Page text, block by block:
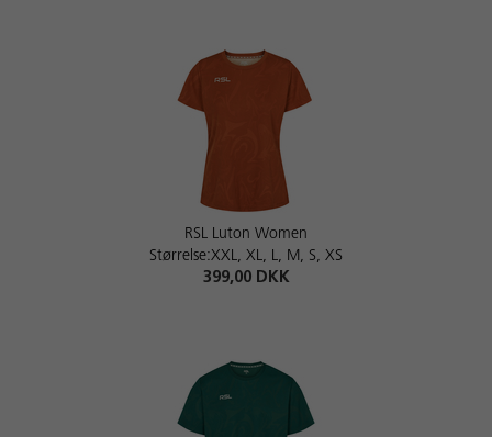
RSL Luton Women
Størrelse:XXL, XL, L, M, S, XS
399,00 DKK